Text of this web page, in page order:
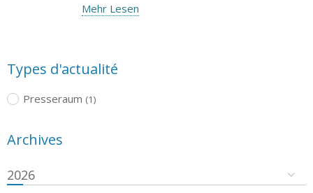
Mehr Lesen
Types d'actualité
Presseraum (1)
Archives
2026